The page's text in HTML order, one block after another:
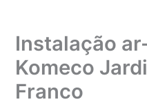
Instalação
Komeco
Franco